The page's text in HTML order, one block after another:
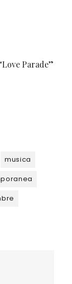
Parade”
musica